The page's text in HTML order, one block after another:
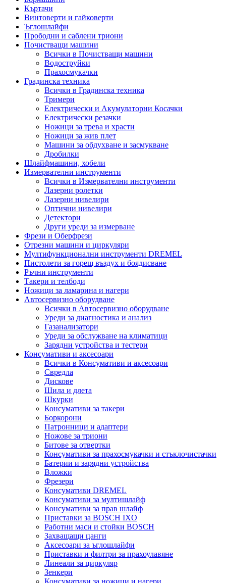
Къртачи
Винтоверти и гайковерти
Ъглошлайфи
Прободни и саблени триони
Почистващи машини
Всички в Почистващи машини
Водоструйки
Прахосмукачки
Градинска техника
Всички в Градинска техника
Тримери
Електрически и Акумулаторни Косачки
Електрически резачки
Ножици за трева и храсти
Ножици за жив плет
Машини за обдухване и засмукване
Дробилки
Шлайфмашини, хобели
Измервателни инструменти
Всички в Измервателни инструменти
Лазерни ролетки
Лазерни нивелири
Оптични нивелири
Детектори
Други уреди за измерване
Фрези и Оберфрези
Отрезни машини и циркуляри
Мултифункционални инструменти DREMEL
Пистолети за горещ въздух и боядисване
Ръчни инструменти
Такери и телбоди
Ножици за ламарина и нагери
Автосервизно оборудване
Всички в Автосервизно оборудване
Уреди за диагностика и анализ
Газанализатори
Уреди за обслужване на климатици
Зарядни устройства и тестери
Консумативи и аксесоари
Всички в Консумативи и аксесоари
Свредла
Дискове
Шила и длета
Шкурки
Консумативи за такери
Боркорони
Патронници и адаптери
Ножове за триони
Битове за отвертки
Консумативи за прахосмукачки и стъклочистачки
Батерии и зарядни устройства
Вложки
Фрезери
Консумативи DREMEL
Консумативи за мултишлайф
Консумативи за прав шлайф
Приставки за BOSCH IXO
Работни маси и стойки BOSCH
Захващащи цанги
Аксесоари за ъглошлайфи
Приставки и филтри за прахоулавяне
Линеали за циркуляр
Зенкери
Консумативи за ножици и нагери